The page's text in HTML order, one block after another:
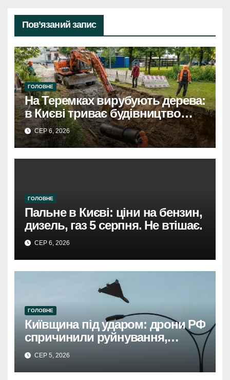
Пов’язаний запис
ГОЛОВНЕ
На Теремках вирубують дерева:
в Києві триває будівництво
теплотраси
СЕР 6, 2026
ГОЛОВНЕ
Пальне в Києві: ціни на бензин,
дизель, газ 5 серпня. Не втішає.
СЕР 6, 2026
ГОЛОВНЕ
Київщина під ударом: дрони РФ
спричинили руйнування,
травмовано жінку.
СЕР 5, 2026